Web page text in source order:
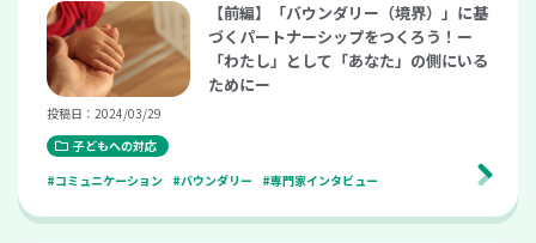
【前編】「バウンダリー（境界）」に基
づくパートナーシップをつくろう！ー
「わたし」として「あなた」の側にいる
ためにー
投稿日：2024/03/29
子どもへの対応
#コミュニケーション
#バウンダリー #専門家インタビュー